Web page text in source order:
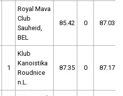
Royal Mava
Club
Sauheid,
BEL
85.42 0 87.03
1
Klub
Kanoistika
Roudnice
n.L.
87.35 0 87.17